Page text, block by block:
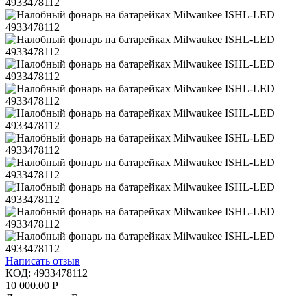
Написать отзыв
КОД: 4933478112
10 000.00 Р